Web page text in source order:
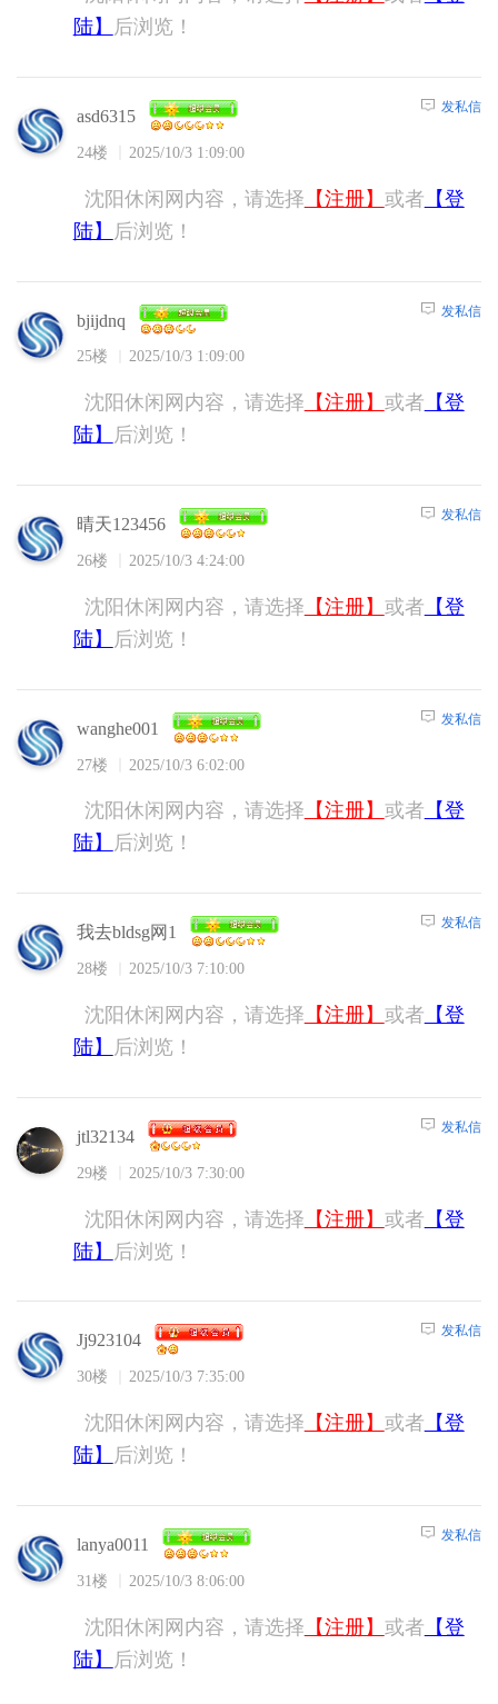
陆】
后浏览！
asd6315
24楼 2025/10/3 1:09:00
发私信
沈阳休闲网内容，请选择 【注册】 或者 【登
陆】
后浏览！
bjijdnq
25楼 2025/10/3 1:09:00
发私信
沈阳休闲网内容，请选择 【注册】 或者 【登
陆】
后浏览！
晴天123456
26楼 2025/10/3 4:24:00
发私信
沈阳休闲网内容，请选择 【注册】 或者 【登
陆】
后浏览！
wanghe001
27楼 2025/10/3 6:02:00
发私信
沈阳休闲网内容，请选择 【注册】 或者 【登
陆】
后浏览！
我去bldsg网1
28楼 2025/10/3 7:10:00
发私信
沈阳休闲网内容，请选择 【注册】 或者 【登
陆】
后浏览！
jtl32134
29楼 2025/10/3 7:30:00
发私信
沈阳休闲网内容，请选择 【注册】 或者 【登
陆】
后浏览！
Jj923104
30楼 2025/10/3 7:35:00
发私信
沈阳休闲网内容，请选择 【注册】 或者 【登
陆】
后浏览！
lanya0011
31楼 2025/10/3 8:06:00
发私信
沈阳休闲网内容，请选择 【注册】 或者 【登
陆】
后浏览！